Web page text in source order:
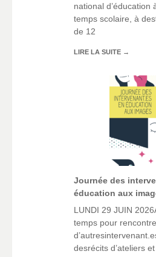
national d’éducation
temps scolaire, à
de 12
LIRE LA SUITE →
Journée des
éducation aux
LUNDI 29 JUIN
temps pour
desrécits d’ateliers